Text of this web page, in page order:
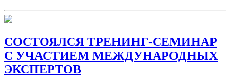
СОСТОЯЛСЯ ТРЕНИНГ-СЕМИНАР
С УЧАСТИЕМ МЕЖДУНАРОДНЫХ
ЭКСПЕРТОВ